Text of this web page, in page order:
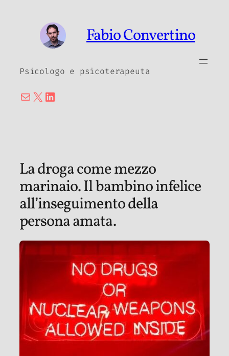
contenuto
Fabio Convertino
Psicologo e psicoterapeuta
Email
X LinkedIn
La droga come mezzo
marinaio. Il bambino infelice
all’inseguimento della
persona amata.